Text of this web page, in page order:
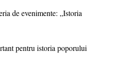
de evenimente: „Istoria
pentru istoria poporului